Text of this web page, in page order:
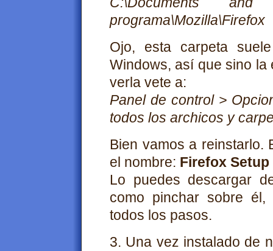
programa\Mozilla\Firefox
Ojo, esta carpeta
Windows, así que sino la
verla vete a:
Panel de control >
todos los archicos y
Bien vamos a reinstarlo.
el nombre: Firefox Setup
Lo puedes descargar
como pinchar sobre
todos los pasos.
3. Una vez instalado de